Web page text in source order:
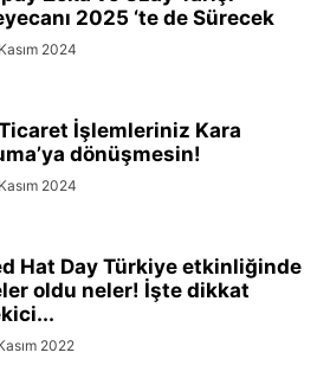
KODLAMA KORONAVIRÜS KRIPTOPARA
MAKALELER
SANALLAŞTIRMA SAVUNMA SANAYII
SERIES
TRAVEL TWITTER
2025 ‘te de Sürecek
2024
İşlemleriniz Kara
dönüşmesin!
2024
Hat Day Türkiye etkinliğinde
oldu neler! İşte dikkat
2022